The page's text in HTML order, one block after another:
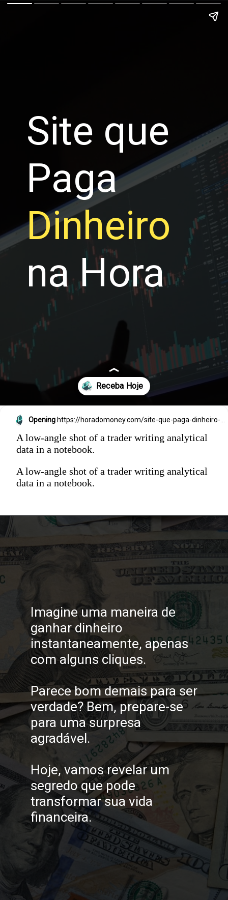
Site que
Paga
Dinheiro
na Hora
Opening https://horadomoney.com/site-que-paga-dinheiro-na-hora
A low-angle shot of a trader writing analytical
data in a notebook.
A low-angle shot of a trader writing analytical
data in a notebook.
Imagine uma maneira de
ganhar dinheiro
instantaneamente, apenas
com alguns cliques.
Parece bom demais para ser
verdade? Bem, prepare-se
para uma surpresa
agradável.
Hoje, vamos revelar um
segredo que pode
transformar sua vida
financeira.